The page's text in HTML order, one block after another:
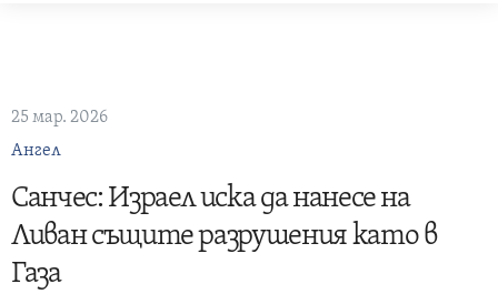
25 мар. 2026
Ангел
Санчес: Израел иска да нанесе на
Ливан същите разрушения като в
Газа